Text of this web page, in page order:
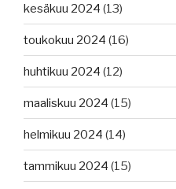
kesäkuu 2024 (13)
toukokuu 2024 (16)
huhtikuu 2024 (12)
maaliskuu 2024 (15)
helmikuu 2024 (14)
tammikuu 2024 (15)